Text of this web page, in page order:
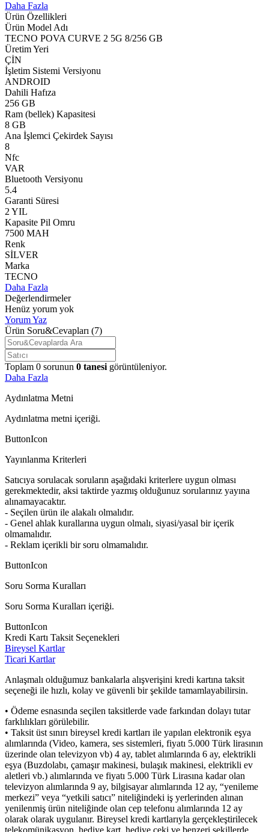
Daha Fazla
Ürün Özellikleri
Ürün Model Adı
TECNO POVA CURVE 2 5G 8/256 GB
Üretim Yeri
ÇİN
İşletim Sistemi Versiyonu
ANDROID
Dahili Hafıza
256 GB
Ram (bellek) Kapasitesi
8 GB
Ana İşlemci Çekirdek Sayısı
8
Nfc
VAR
Bluetooth Versiyonu
5.4
Garanti Süresi
2 YIL
Kapasite Pil Omru
7500 MAH
Renk
SİLVER
Marka
TECNO
Daha Fazla
Değerlendirmeler
Henüz yorum yok
Yorum Yaz
Ürün Soru&Cevapları (7)
Toplam 0 sorunun 0 tanesi görüntüleniyor.
Daha Fazla
Aydınlatma Metni
Aydınlatma metni içeriği.
ButtonIcon
Yayınlanma Kriterleri
Satıcıya sorulacak soruların aşağıdaki kriterlere uygun olması
gerekmektedir, aksi taktirde yazmış olduğunuz sorularınız yayına
alınamayacaktır.
- Seçilen ürün ile alakalı olmalıdır.
- Genel ahlak kurallarına uygun olmalı, siyasi/yasal bir içerik
olmamalıdır.
- Reklam içerikli bir soru olmamalıdır.
ButtonIcon
Soru Sorma Kuralları
Soru Sorma Kuralları içeriği.
ButtonIcon
Kredi Kartı Taksit Seçenekleri
Bireysel Kartlar
Ticari Kartlar
Anlaşmalı olduğumuz bankalarla alışverişini kredi kartına taksit
seçeneği ile hızlı, kolay ve güvenli bir şekilde tamamlayabilirsin.
• Ödeme esnasında seçilen taksitlerde vade farkından dolayı tutar
farklılıkları görülebilir.
• Taksit üst sınırı bireysel kredi kartları ile yapılan elektronik eşya
alımlarında (Video, kamera, ses sistemleri, fiyatı 5.000 Türk lirasının
üzerinde olan televizyon vb) 4 ay, tablet alımlarında 6 ay, elektrikli
eşya (Buzdolabı, çamaşır makinesi, bulaşık makinesi, elektrikli ev
aletleri vb.) alımlarında ve fiyatı 5.000 Türk Lirasına kadar olan
televizyon alımlarında 9 ay, bilgisayar alımlarında 12 ay, “yenileme
merkezi” veya “yetkili satıcı” niteliğindeki iş yerlerinden alınan
yenilenmiş ürün niteliğinde olan cep telefonu alımlarında 12 ay
olarak olarak uygulanır. Bireysel kredi kartlarıyla gerçekleştirilecek